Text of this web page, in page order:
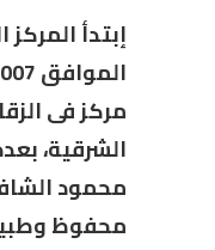
إبتدأ
مركز فى
محمود
محفوظ